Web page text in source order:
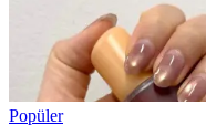
Popüler